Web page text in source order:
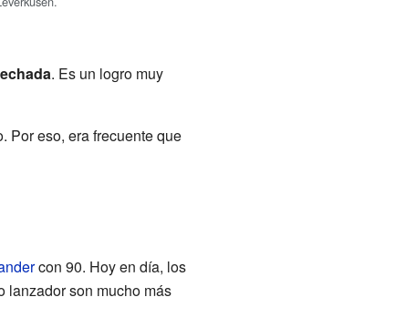
. Es un logro muy
Por eso, era frecuente que
con 90. Hoy en día, los
lanzador son mucho más